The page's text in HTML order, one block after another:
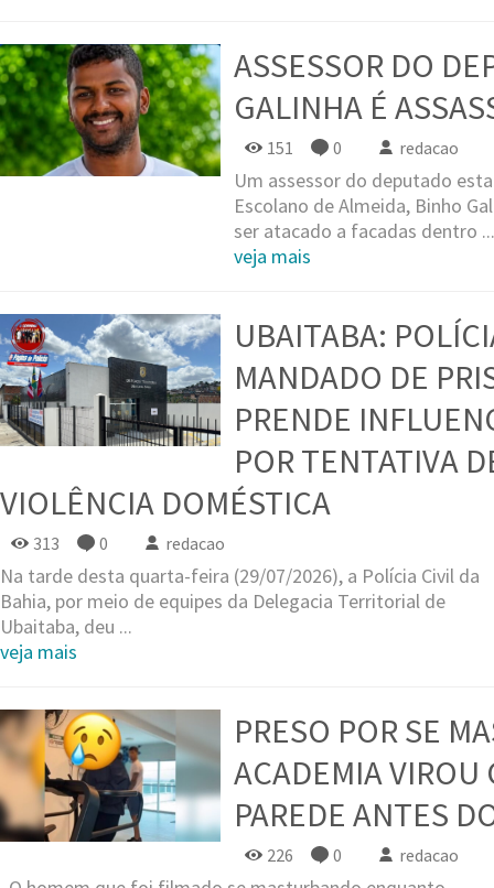
ASSESSOR DO
GALINHA É
151 0 redacao
Um assessor do deputado
Escolano de Almeida, Binho
ser atacado a facadas dentro ...
veja mais
UBAITABA:
MANDADO DE
PRENDE
POR TENTATIVA
VIOLÊNCIA DOMÉSTICA
313 0 redacao
Na tarde desta quarta-feira (29/07/2026), a Polícia Civil da
Bahia, por meio de equipes da Delegacia Territorial de
Ubaitaba, deu ...
veja mais
PRESO POR SE
ACADEMIA VIROU
PAREDE ANTES
226 0 redacao